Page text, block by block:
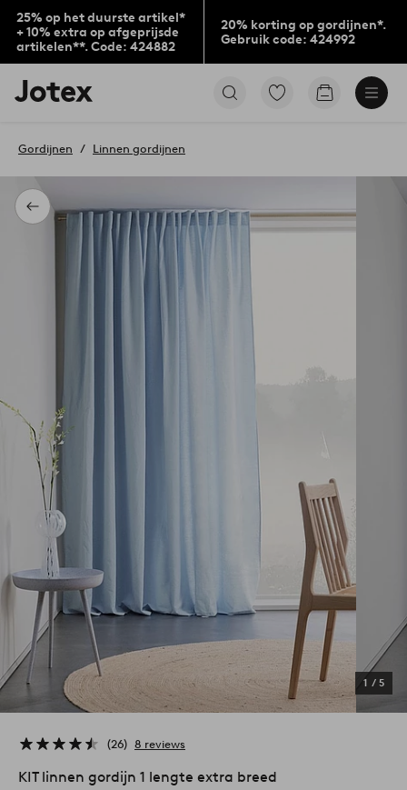
25% op het duurste artikel*
+ 10% extra op afgeprijsde
artikelen**. Code: 424882
20% korting op gordijnen*.
Gebruik code: 424992
Jotex
logo
to
home
page
Ga
Go
Terug
Gordijnen Linnen gordijnen
1 / 5
26 8 reviews
KIT linnen gordijn 1 lengte extra breed